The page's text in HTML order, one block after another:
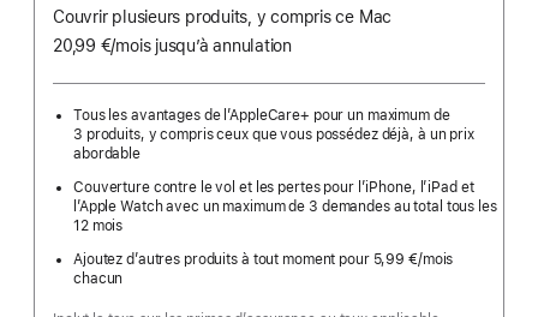
Couvrir plusieurs produits, y compris ce Mac
20,99 €/moispar
jusqu’à annulation
Tous les avantages de l’AppleCare+ pour un maximum de
3 produits, y compris ceux que vous possédez déjà, à un prix
abordable
Couverture contre le vol et les pertes pour l’iPhone, l’iPad et
l’Apple Watch avec un maximum de 3 demandes au total tous les
12 mois
Ajoutez d’autres produits à tout moment pour 5,99 €/mois
chacun